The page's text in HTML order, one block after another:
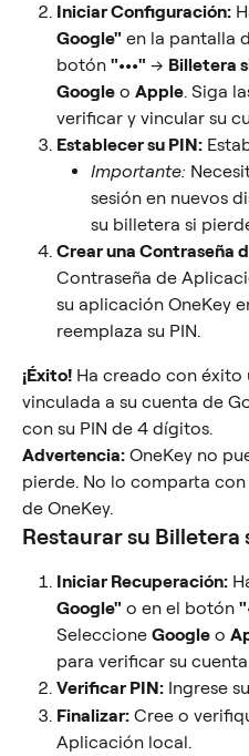
Iniciar Configuración:
Google" en la pantalla
botón "•••" → Billetera
Google o Apple. Siga
verificar y vincular su
Establecer su PIN:
Importante:
sesión en nuevos
su billetera si
Crear una Contraseña
Contraseña de
su aplicación OneKey
reemplaza su PIN.
¡Éxito! Ha creado con éxito
vinculada a su cuenta de
con su PIN de 4 dígitos.
Advertencia: OneKey no
pierde. No lo comparta
de OneKey.
Restaurar su Billetera
Iniciar Recuperación:
Google" o en el botón
Seleccione Google o
para verificar su
Verificar PIN: Ingrese su
Finalizar: Cree o
Aplicación local.